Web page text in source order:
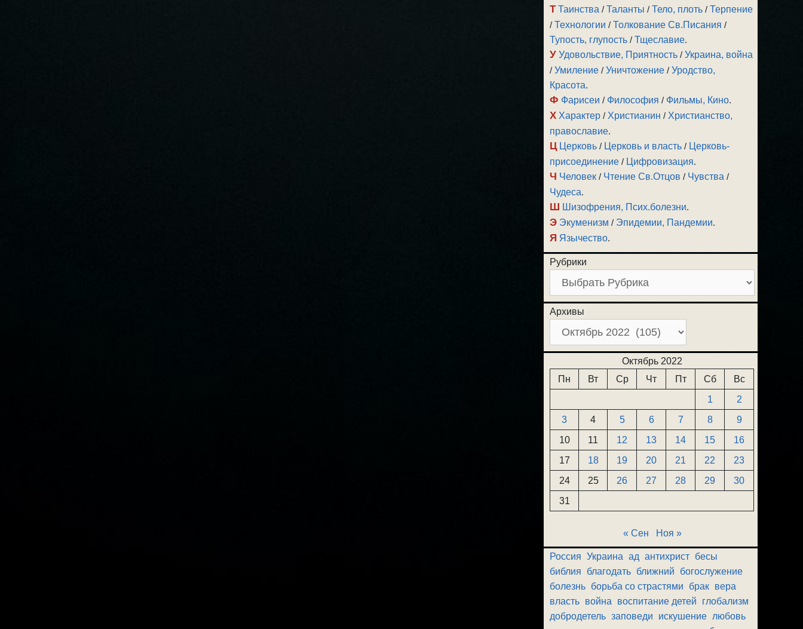
Т Таинства /Таланты /Тело, плоть /Терпение
/Технологии /Толкование Св.Писания /
Тупость, глупость /Тщеславие.
У Удовольствие, Приятность /Украина, война
/Умиление /Уничтожение /Уродство,
Красота.
Ф Фарисеи / Философия / Фильмы, Кино.
Х Характер / Христианин / Христианство,
православие.
Ц Церковь / Церковь и власть / Церковь-
присоединение / Цифровизация.
Ч Человек / Чтение Св.Отцов / Чувства /
Чудеса.
Ш Шизофрения, Псих.болезни.
Э Экуменизм / Эпидемии, Пандемии.
Я Язычество.
Рубрики
Архивы
Октябрь 2022
Пн
Вт Ср Чт Пт Сб
Вс
1
2
3
4 5 6 7 8
9
10
11 12 13 14 15
16
17
18 19 20 21 22
23
24
25 26 27 28 29
30
31
« Сен Ноя »
Россия Украина ад антихрист бесы
библия
благодать ближний
богослужение
болезнь борьба со страстями брак вера
власть война воспитание детей
глобализм
добродетель заповеди искушение любовь